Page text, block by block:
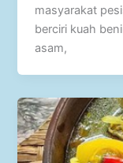
masyarakat
berciri kuah
asam,